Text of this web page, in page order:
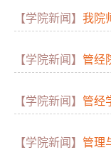
【学院新闻】 我院
【学院新闻】 管经
【学院新闻】 管经
【学院新闻】 管理